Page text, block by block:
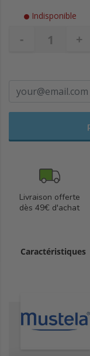
Indisponible
- +
Livraison offerte
dès 49€ d'achat
Caractéristiques